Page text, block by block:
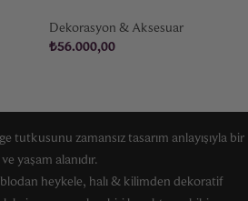
Dekorasyon & Aksesuar
₺56.000,00
tutkusunu zamansız tasarım anlayışıyla bir
yaşam alanıdır.
heykele, halı & kilimden dekoratif